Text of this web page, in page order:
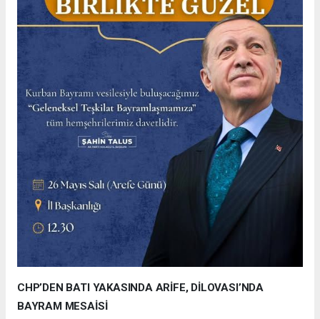
CHP’DEN BATI YAKASINDA ARİFE, DİLOVASI’NDA
BAYRAM MESAİSİ